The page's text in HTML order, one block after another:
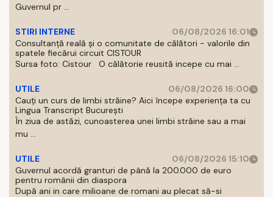
Guvernul pr ...
STIRI INTERNE
06/08/2026 16:01
Consultanță reală și o comunitate de călători - valorile din
spatele fiecărui circuit CISTOUR
Sursa foto: Cistour O călătorie reusită incepe cu mai ...
UTILE
06/08/2026 16:00
Cauți un curs de limbi străine? Aici începe experiența ta cu
Lingua Transcript București
În ziua de astăzi, cunoasterea unei limbi străine sau a mai
mu ...
UTILE
06/08/2026 15:10
Guvernul acordă granturi de până la 200.000 de euro
pentru românii din diaspora
După ani in care milioane de romani au plecat să-si